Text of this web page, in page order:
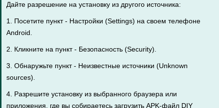
Дайте разрешение на установку из другого источника:
1. Посетите пункт - Настройки (Settings) на своем телефоне
Android.
2. Кликните на пункт - Безопасность (Security).
3. Обнаружьте пункт - Неизвестные источники (Unknown
sources).
4. Разрешите установку из выбранного браузера или
приложения, где вы собираетесь загрузить APK-файл DIY